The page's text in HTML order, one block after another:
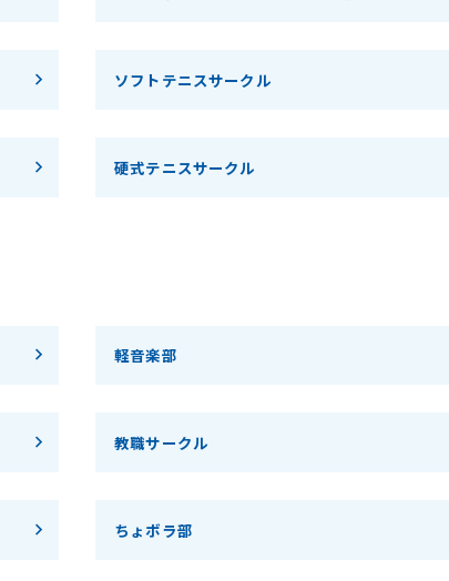
ソフトテニスサークル
硬式テニスサークル
軽音楽部
教職サークル
ちょボラ部